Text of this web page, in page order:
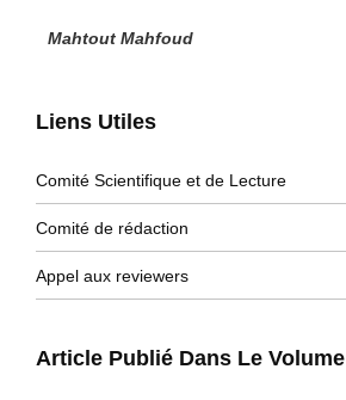
Liens Utiles
Comité Scientifique et de Lecture
Comité de rédaction
Appel aux reviewers
Article Publié Dans Le Volume
Mahtout Mahfoud